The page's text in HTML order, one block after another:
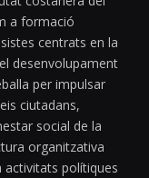
a formació
centrats en la
desenvolupament
per impulsar
ciutadans,
social de la
organitzativa
activitats polítiques